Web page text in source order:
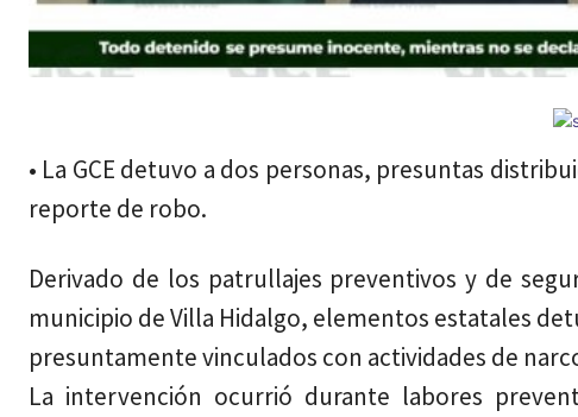
• La GCE detuvo a dos personas, presuntas
reporte de robo.
Derivado de los patrullajes preventivos y de
municipio de Villa Hidalgo, elementos estatales
presuntamente vinculados con actividades de
La intervención ocurrió durante labores